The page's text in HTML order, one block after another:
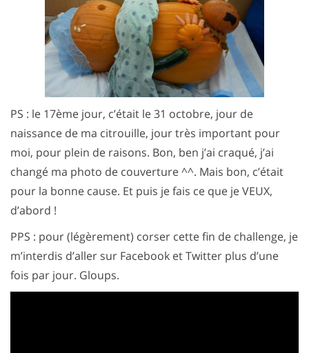
PS : le 17ème jour, c’était le 31 octobre, jour de
naissance de ma citrouille, jour très important pour
moi, pour plein de raisons. Bon, ben j’ai craqué, j’ai
changé ma photo de couverture ^^. Mais bon, c’était
pour la bonne cause. Et puis je fais ce que je VEUX,
d’abord !
PPS : pour (légèrement) corser cette fin de challenge, je
m’interdis d’aller sur Facebook et Twitter plus d’une
fois par jour. Gloups.